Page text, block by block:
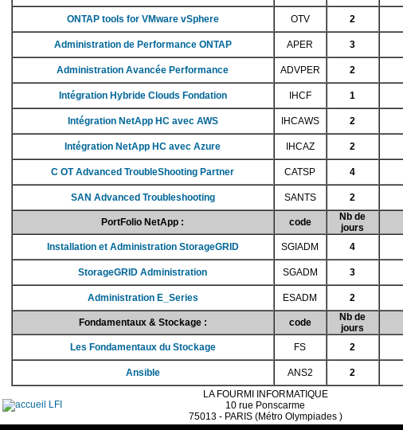
ONTAP tools for VMware vSphere OTV 2
Administration de Performance ONTAP APER 3
Administration Avancée Performance ADVPER 2
Intégration Hybride Clouds Fondation IHCF 1
Intégration NetApp HC avec AWS IHCAWS 2
Intégration NetApp HC avec Azure IHCAZ 2
C OT Advanced TroubleShooting Partner CATSP 4
SAN Advanced Troubleshooting SANTS 2
PortFolio NetApp : code
Nb de
jours
Installation et Administration StorageGRID SGIADM 4
StorageGRID Administration SGADM 3
Administration E_Series ESADM 2
Fondamentaux & Stockage : code
Nb de
jours
Les Fondamentaux du Stockage FS 2
Ansible ANS2 2
LA FOURMI INFORMATIQUE
10 rue Ponscarme
75013 - PARIS (Métro Olympiades )